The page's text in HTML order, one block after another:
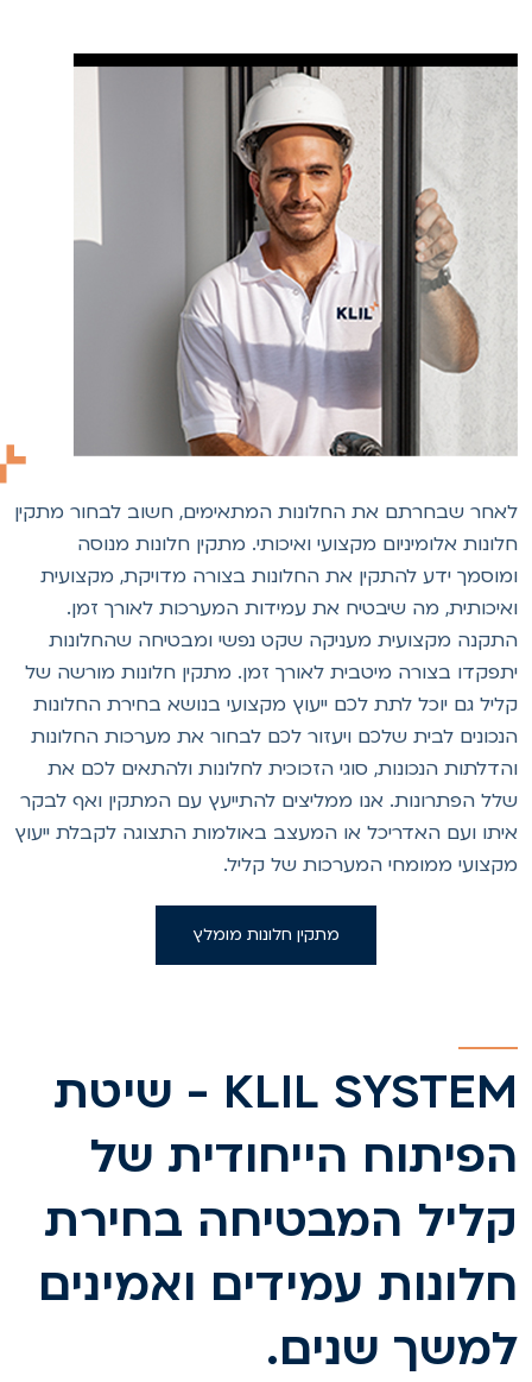
שבחרתם את החלונות המתאימים, חשוב לבחור מתקין
אלומיניום מקצועי ואיכותי. מתקין חלונות מנוסה
ידע להתקין את החלונות בצורה מדויקת, מקצועית
מה שיבטיח את עמידות המערכות לאורך זמן.
מקצועית מעניקה שקט נפשי ומבטיחה שהחלונות
בצורה מיטבית לאורך זמן. מתקין חלונות מורשה של
גם יוכל לתת לכם ייעוץ מקצועי בנושא בחירת החלונות
לבית שלכם ויעזור לכם לבחור את מערכות החלונות
הנכונות, סוגי הזכוכית לחלונות ולהתאים לכם את
הפתרונות. אנו ממליצים להתייעץ עם המתקין ואף לבקר
ועם האדריכל או המעצב באולמות התצוגה לקבלת ייעוץ
ממומחי המערכות של קליל.
מתקין חלונות מומלץ
KLIL SYSTEM - שיטת
הייחודית של
המבטיחה בחירת
עמידים ואמינים
שנים.